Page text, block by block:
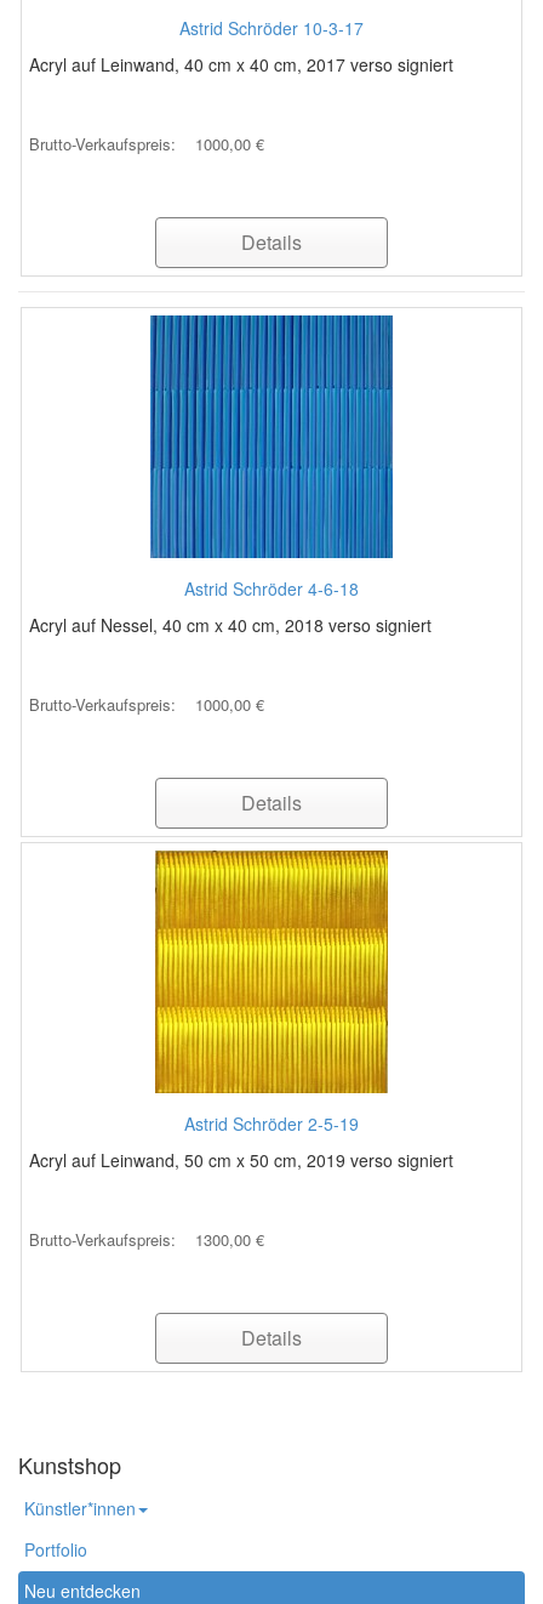
Astrid Schröder 10-3-17
Acryl auf Leinwand, 40 cm x 40 cm, 2017 verso signiert
Brutto-Verkaufspreis: 1000,00 €
Details
Astrid Schröder 4-6-18
Acryl auf Nessel, 40 cm x 40 cm, 2018 verso signiert
Brutto-Verkaufspreis: 1000,00 €
Details
Astrid Schröder 2-5-19
Acryl auf Leinwand, 50 cm x 50 cm, 2019 verso signiert
Brutto-Verkaufspreis: 1300,00 €
Details
Kunstshop
Künstler*innen
Portfolio
Neu entdecken